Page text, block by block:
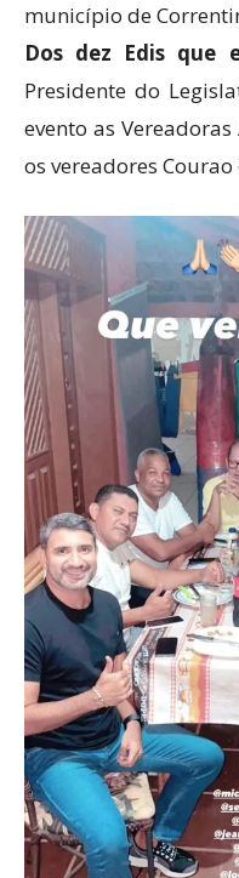
município de
Dos dez Edis que
Presidente do
evento as
os vereadores